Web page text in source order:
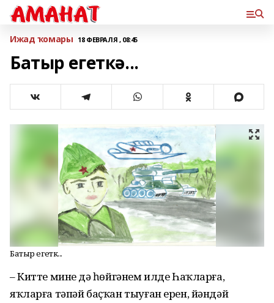
Ижад ҡомары 18 ФЕВРАЛЯ , 08:45
Батыр егеткә...
Батыр егеткә...
– Китте минең дә һөйгәнем илде Һаҡларға,
яҡларға тәпәй баҫҡан тыуған ерен, йәндәй